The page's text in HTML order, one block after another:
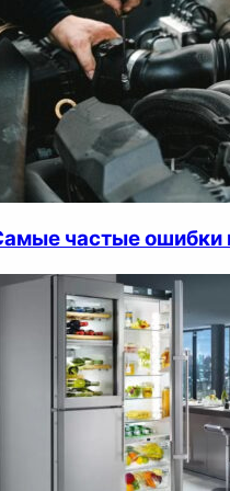
частые ошибки